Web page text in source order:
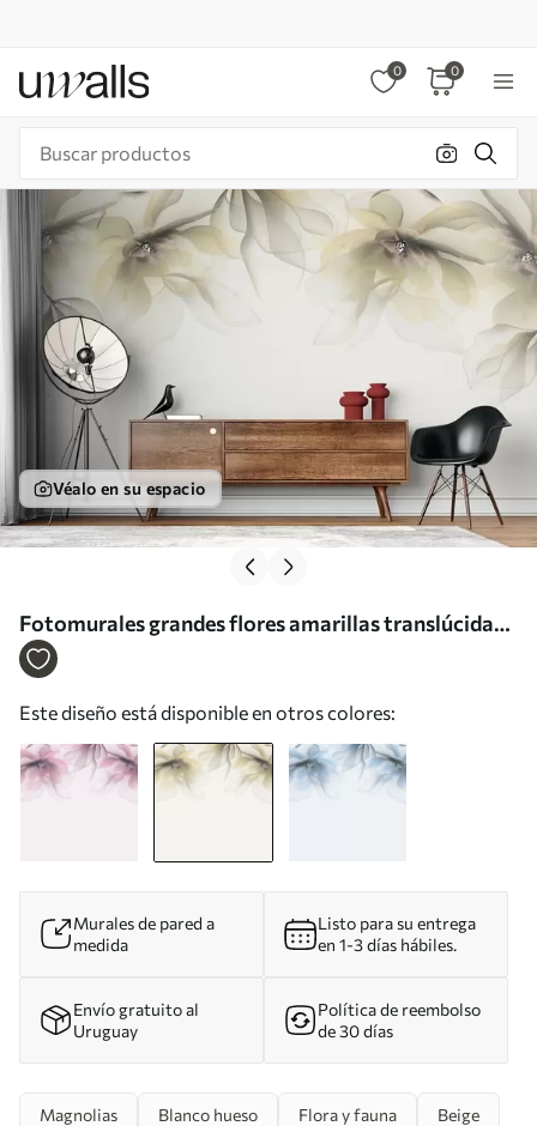
0 0
Véalo en su espacio
Fotomurales grandes flores amarillas translúcidas
en la parte superior Nr. w02093v1
Este diseño está disponible en otros colores:
Murales de pared a
medida
Listo para su entrega
en 1-3 días hábiles.
Envío gratuito al
Uruguay
Política de reembolso
de 30 días
Magnolias Blanco hueso Flora y fauna Beige